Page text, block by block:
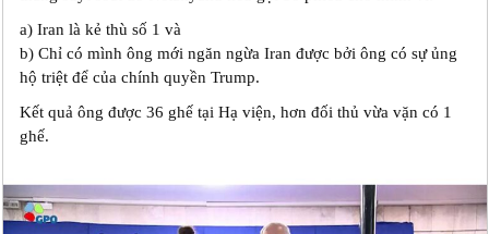
a) Iran là kẻ thù số 1 và
b) Chỉ có mình ông mới ngăn ngừa Iran được bởi ông có sự ủng
hộ triệt để của chính quyền Trump.
Kết quả ông được 36 ghế tại Hạ viện, hơn đối thủ vừa vặn có 1
ghế.